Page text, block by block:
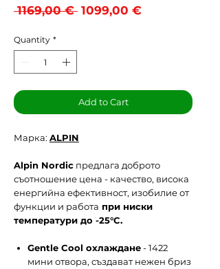
1169,00 € Regular
1099,00 €Sale
Quantity *
Add to Cart
Марка: ALPIN
Alpin Nordic предлага доброто
съотношение цена - качество, висока
енергийна ефективност, изобилие от
функции и работа при ниски
температури до -25°C.
Gentle Cool охлаждане- 1422
мини отвора, създават нежен бриз